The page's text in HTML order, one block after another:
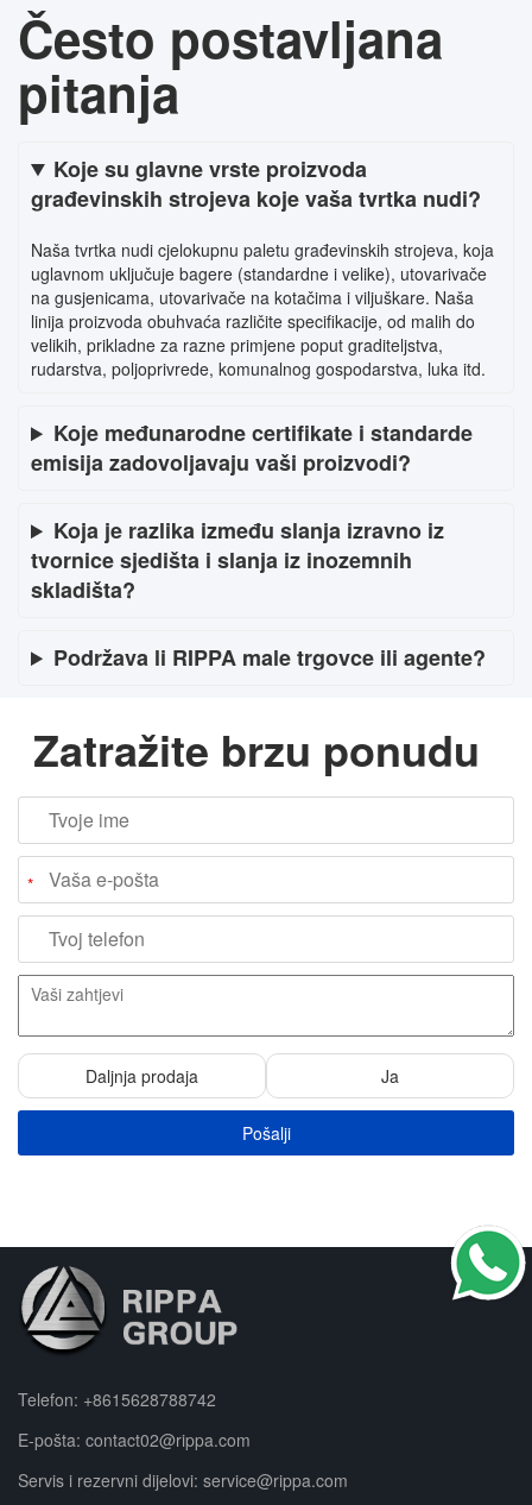
Često postavljana
pitanja
Koje su glavne vrste proizvoda
građevinskih strojeva koje vaša tvrtka nudi?
Naša tvrtka nudi cjelokupnu paletu građevinskih strojeva, koja
uglavnom uključuje bagere (standardne i velike), utovarivače
na gusjenicama, utovarivače na kotačima i viljuškare. Naša
linija proizvoda obuhvaća različite specifikacije, od malih do
velikih, prikladne za razne primjene poput graditeljstva,
rudarstva, poljoprivrede, komunalnog gospodarstva, luka itd.
Koje međunarodne certifikate i standarde
emisija zadovoljavaju vaši proizvodi?
Koja je razlika između slanja izravno iz
tvornice sjedišta i slanja iz inozemnih
skladišta?
Podržava li RIPPA male trgovce ili agente?
Zatražite brzu ponudu
*
Daljnja prodaja Ja
Pošalji
Telefon: +8615628788742
E-pošta: contact02@rippa.com
Servis i rezervni dijelovi: service@rippa.com